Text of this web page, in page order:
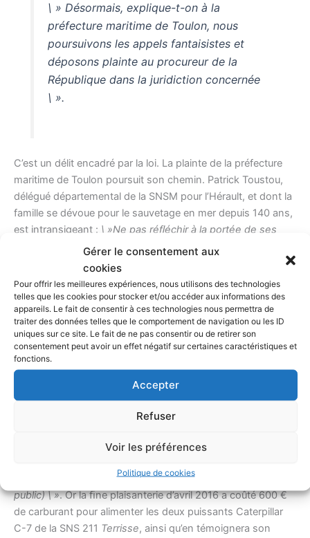
Gérer le consentement aux
cookies
Pour offrir les meilleures expériences, nous utilisons des technologies
telles que les cookies pour stocker et/ou accéder aux informations des
appareils. Le fait de consentir à ces technologies nous permettra de
traiter des données telles que le comportement de navigation ou les ID
uniques sur ce site. Le fait de ne pas consentir ou de retirer son
consentement peut avoir un effet négatif sur certaines caractéristiques et
fonctions.
Accepter
Refuser
Voir les préférences
Politique de cookies
\ » Désormais, explique-t-on à la
préfecture maritime de Toulon, nous
poursuivons les appels fantaisistes et
déposons plainte au procureur de la
République dans la juridiction concernée
\ ».
C’est un délit encadré par la loi. La plainte de la préfecture
maritime de Toulon poursuit son chemin. Patrick Toustou,
délégué départemental de la SNSM pour l’Hérault, et dont la
famille se dévoue pour le sauvetage en mer depuis 140 ans,
est intransigeant : \ »Ne pas réﬂéchir à la portée de ses
actes, cela nous pose un problème\ » . En fait, un problème
triple. Pratique d’abord :
bidon, les Sauveteurs en Mer ne pourront intervenir
simultanément pour une urgence justiﬁée\ ». Moral aussi
:\ »Sur un appel, les bénévoles abandonnent famille,
travail, loisir pour se porter gratuitement au secours
d’inconnus et prendre des risques pour les arracher à un
danger réel\ »
moquer des valeurs qui animent leur engagement
désintéressé, leur courage obstiné
triple problème, l’aspect ﬁnancier :
de l’entretien, de la formation. Bref, de l’argent. On ne peut
d’origine privée (46 % sont des dons collectés auprès du
public) \ ». Or la ﬁne plaisanterie d’avril 2016 a coûté 600 €
de carburant pour alimenter les deux puissants Caterpillar
C-7 de la SNS 211 Terrisse, ainsi qu’en témoignera son